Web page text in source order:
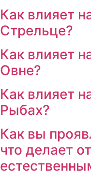
Как влияет
Стрельце?
Как влияет
Овне?
Как влияет
Рыбах?
Как вы
что делает